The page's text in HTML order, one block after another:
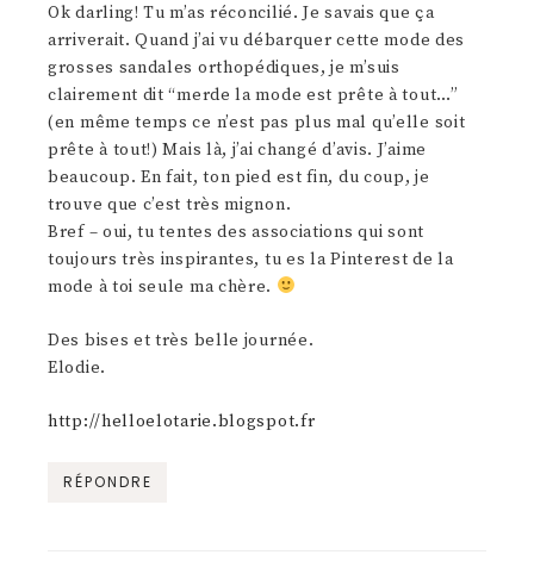
Ok darling! Tu m’as réconcilié. Je savais que ça
arriverait. Quand j’ai vu débarquer cette mode des
grosses sandales orthopédiques, je m’suis
clairement dit “merde la mode est prête à tout…”
(en même temps ce n’est pas plus mal qu’elle soit
prête à tout!) Mais là, j’ai changé d’avis. J’aime
beaucoup. En fait, ton pied est fin, du coup, je
trouve que c’est très mignon.
Bref – oui, tu tentes des associations qui sont
toujours très inspirantes, tu es la Pinterest de la
mode à toi seule ma chère.
Des bises et très belle journée.
Elodie.
http://helloelotarie.blogspot.fr
RÉPONDRE